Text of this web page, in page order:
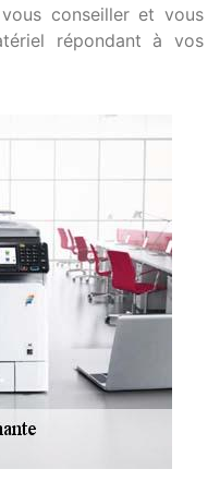
conseiller et vous
répondant à vos